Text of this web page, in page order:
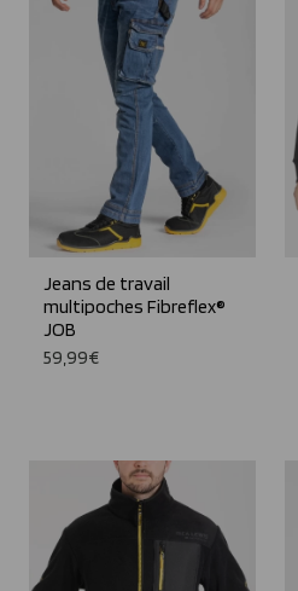
Jeans de travail
multipoches Fibreflex®
JOB
59,99€